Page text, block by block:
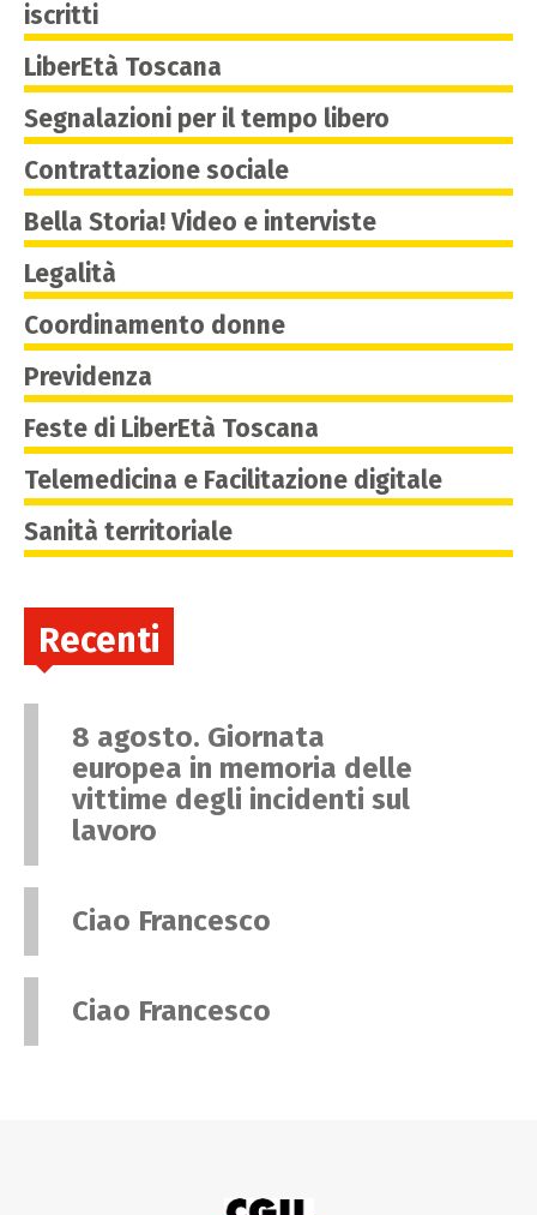
iscritti
LiberEtà Toscana
Segnalazioni per il tempo libero
Contrattazione sociale
Bella Storia! Video e interviste
Legalità
Coordinamento donne
Previdenza
Feste di LiberEtà Toscana
Telemedicina e Facilitazione digitale
Sanità territoriale
Recenti
8 agosto. Giornata
europea in memoria delle
vittime degli incidenti sul
lavoro
Ciao Francesco
Ciao Francesco